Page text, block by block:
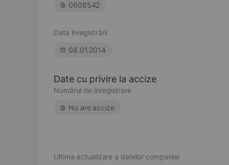
0608542
Data înregistrării
08.01.2014
Date cu privire la accize
Numărul de înregistrare
Nu are accize
Ultima actualizare a datelor companiei